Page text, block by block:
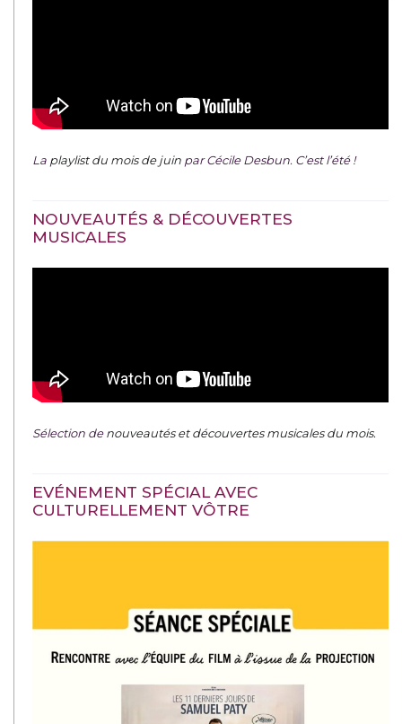
La playlist du mois de juin par Cécile Desbun. C’est l’été !
NOUVEAUTÉS & DÉCOUVERTES
MUSICALES
Sélection denouveautés et découvertes musicales du mois.
EVÉNEMENT SPÉCIAL AVEC
CULTURELLEMENT VÔTRE